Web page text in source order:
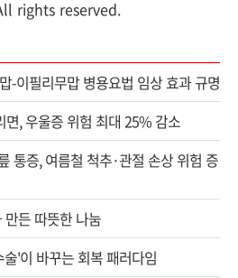
rights reserved.
-이필리무맙 병용요법 임상 효과 규명
면, 우울증 위험 최대 25% 감소
통증, 여름철 척추·관절 손상 위험 증
만든 따뜻한 나눔
'이 바꾸는 회복 패러다임